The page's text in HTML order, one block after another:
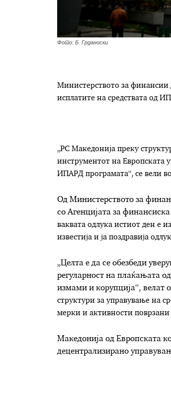
Фото: Б. Грданоски
Министерството за финансии
исплатите на средствата од
„РС Македонија преку
инструментот на Европската
ИПАРД програмата“, се вели
Од Министерството за
со Агенцијата за
ваквата одлука истиот ден е
известија и ја поздравија
„Целта е да се обезбеди
регуларност на плаќањата
измами и корупција“, велат
структури за управување на
мерки и активности поврзани
Македонија од Европската
децентрализирано